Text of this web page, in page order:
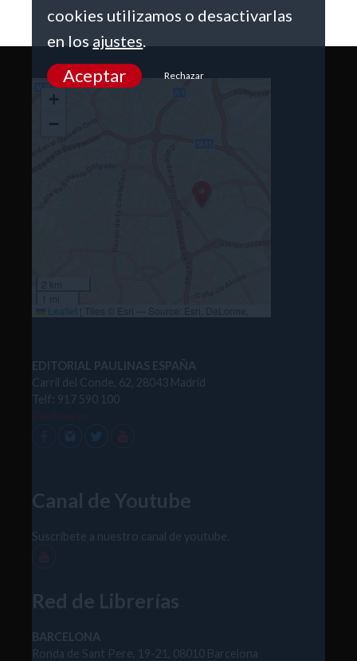
+
−
Leaflet
EDITORIAL PAULINAS ESPAÑA
Carril del Conde, 62, 28043 Madrid
Telf: 917 590 100
Canal de Youtube
Suscríbete a nuestro canal de youtube.
Red de Librerías
BARCELONA
Ronda de Sant Pere, 19-21, 08010 Barcelona
cookies utilizamos o desactivarlas
en los ajustes
Aceptar Rechazar